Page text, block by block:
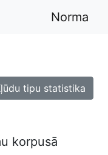
Norma
tipu statistika
korpusā